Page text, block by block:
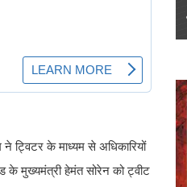
ट्विटर के माध्यम से अधिकारियों
के मुख्यमंत्री हेमंत सोरेन को ट्वीट